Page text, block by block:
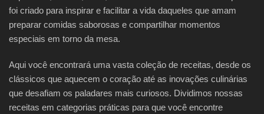
foi criado para inspirar e facilitar a vida daqueles que amam
preparar comidas saborosas e compartilhar momentos
especiais em torno da mesa.
Aqui você encontrará uma vasta coleção de receitas, desde os
clássicos que aquecem o coração até as inovações culinárias
que desafiam os paladares mais curiosos. Dividimos nossas
receitas em categorias práticas para que você encontre